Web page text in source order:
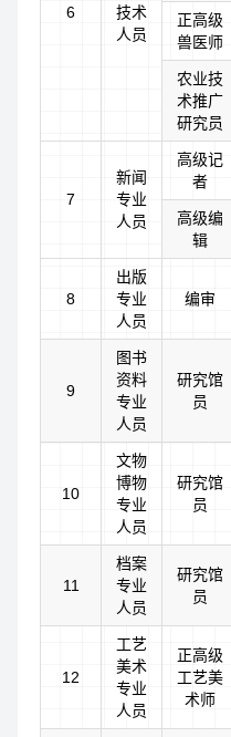
6
技术
人员
正高级
兽医师
农业技
术推广
研究员
7
新闻
专业
人员
高级记
者
高级编
辑
8
出版
专业
人员
编审
9
图书
资料
专业
人员
研究馆
员
10
文物
博物
专业
人员
研究馆
员
11
档案
专业
人员
研究馆
员
12
工艺
美术
专业
人员
正高级
工艺美
术师